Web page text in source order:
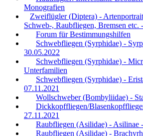
Monografien
Zweiflügler (Diptera) -
Schweb-, Raubfliegen, Bremsen etc.
Forum für Bestimmungshilfen
Schwebfliegen (Syrphidae) -
30.05.2022
Schwebfliegen (Syrphidae) -
Unterfamilien
Schwebfliegen (Syrphidae) -
07.11.2021
Wollschweber (Bombyliidae) -
Dickkopffliegen/
27.11.2021
Raubfliegen (Asilidae) - Asilinae
Raubfliegen (Asilidae) -